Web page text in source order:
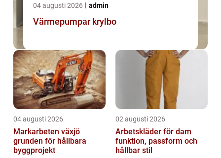
04 augusti 2026 admin
Värmepumpar krylbo
04 augusti 2026
Markarbeten växjö
grunden för hållbara
byggprojekt
02 augusti 2026
Arbetskläder för dam
funktion, passform och
hållbar stil